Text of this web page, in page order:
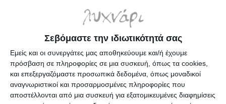
Σεβόμαστε την ιδιωτικότητά σας
Εμείς και οι συνεργάτες μας αποθηκεύουμε και/ή έχουμε
πρόσβαση σε πληροφορίες σε μια συσκευή, όπως τα cookies,
και επεξεργαζόμαστε προσωπικά δεδομένα, όπως μοναδικοί
αναγνωριστικοί και προσαρμοσμένες πληροφορίες που
αποστέλλονται από μια συσκευή για εξατομικευμένες διαφημίσεις
Προδιαγραφές προϊόντων
Μάρκα Eberhard Faber
Κωδικός
5595-06